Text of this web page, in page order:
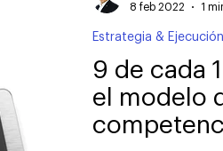
9 de cada
el modelo
Estrategia & Ejecución
8 feb 2022
1